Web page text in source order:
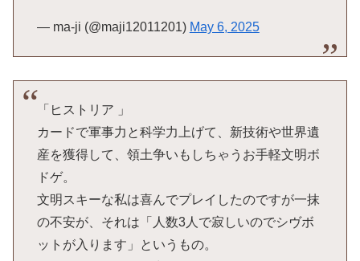
— ma-ji (@maji12011201) May 6, 2025
「ヒストリア 」
カードで軍事力と科学力上げて、新技術や世界遺
産を獲得して、領土争いもしちゃうお手軽文明ボ
ドゲ。
文明スキーな私は喜んでプレイしたのですが一抹
の不安が、それは「人数3人で寂しいのでシヴボ
ットが入ります」というもの。